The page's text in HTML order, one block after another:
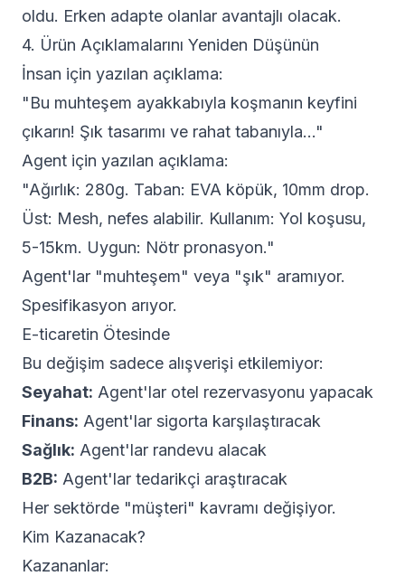
oldu. Erken adapte olanlar avantajlı olacak.
4. Ürün Açıklamalarını Yeniden Düşünün
İnsan için yazılan açıklama:
"Bu muhteşem ayakkabıyla koşmanın keyfini
çıkarın! Şık tasarımı ve rahat tabanıyla..."
Agent için yazılan açıklama:
"Ağırlık: 280g. Taban: EVA köpük, 10mm drop.
Üst: Mesh, nefes alabilir. Kullanım: Yol koşusu,
5-15km. Uygun: Nötr pronasyon."
Agent'lar "muhteşem" veya "şık" aramıyor.
Spesifikasyon arıyor.
E-ticaretin Ötesinde
Bu değişim sadece alışverişi etkilemiyor:
Seyahat: Agent'lar otel rezervasyonu yapacak
Finans: Agent'lar sigorta karşılaştıracak
Sağlık: Agent'lar randevu alacak
B2B: Agent'lar tedarikçi araştıracak
Her sektörde "müşteri" kavramı değişiyor.
Kim Kazanacak?
Kazananlar: